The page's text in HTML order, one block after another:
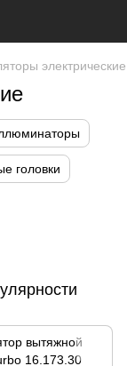
электрические
головки